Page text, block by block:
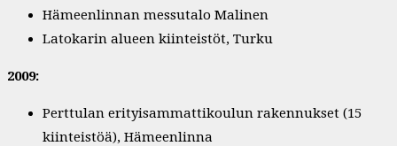
Hämeenlinnan messutalo Malinen
Latokarin alueen kiinteistöt, Turku
2009:
Perttulan erityisammattikoulun rakennukset (15
kiinteistöä), Hämeenlinna